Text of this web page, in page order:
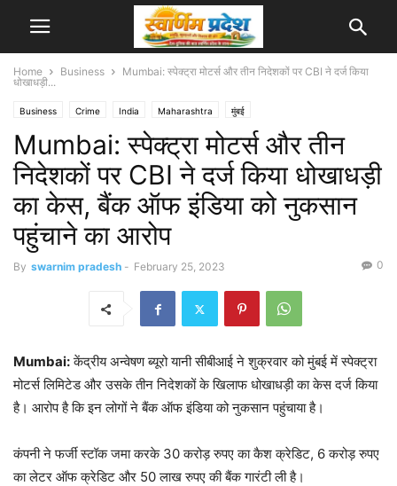
Home Business
Mumbai: स्पेक्ट्रा मोटर्स और तीन निदेशकों पर CBI ने दर्ज किया
धोखाधड़ी...
Business Crime India Maharashtra मुंबई
Mumbai: स्पेक्ट्रा मोटर्स और तीन
निदेशकों पर CBI ने दर्ज किया धोखाधड़ी
का केस, बैंक ऑफ इंडिया को नुकसान
पहुंचाने का आरोप
By swarnim pradesh - February 25, 2023 0
Mumbai:केंद्रीय अन्वेषण ब्यूरो यानी सीबीआई ने शुक्रवार को मुंबई में स्पेक्ट्रा
मोटर्स लिमिटेड और उसके तीन निदेशकों के खिलाफ धोखाधड़ी का केस दर्ज किया
है। आरोप है कि इन लोगों ने बैंक ऑफ इंडिया को नुकसान पहुंचाया है।
कंपनी ने फर्जी स्टॉक जमा करके 30 करोड़ रुपए का कैश क्रेडिट, 6 करोड़ रुपए
का लेटर ऑफ क्रेडिट और 50 लाख रुपए की बैंक गारंटी ली है।